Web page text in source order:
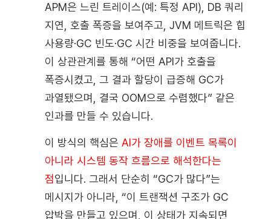
APM은 느린 트레이스(예: 특정 API), DB 쿼리
지연, 호출 폭증을 보여주고, JVM 메트릭은 힙
사용량·GC 빈도·GC 시간 비중을 보여줍니다.
이 상관관계를 통해 “어떤 API가 호출을
폭증시켰고, 그 결과 할당이 급증해 GC가
과열됐으며, 결국 OOM으로 수렴했다” 같은
인과를 만들 수 있습니다.
이 방식의 핵심은 AI가 장애를 이벤트 목록이
아니라 시스템 동작 흐름으로 해석한다는
점입니다. 그래서 단순히 “GC가 많다”는
메시지가 아니라, “이 트랜잭션 구조가 GC
압박을 만들고 있으며, 이 상태가 지속되면